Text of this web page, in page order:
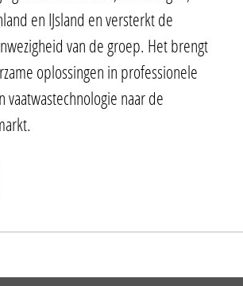
en IJsland en versterkt de
van de groep. Het brengt
oplossingen in professionele
vaatwastechnologie naar de